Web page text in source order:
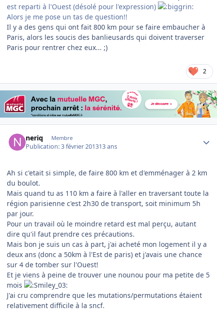
est reparti à l'Ouest (désolé pour l'expression)
Alors je me pose un tas de question!!
Il y a des gens qui ont fait 800 km pour se faire embaucher à
Paris, alors les soucis des banlieusards qui doivent traverser
Paris pour rentrer chez eux... ;)
2
neriq Membre
Publication:3 février 201313 ans
Ah si c'etait si simple, de faire 800 km et d'emménager à 2 km
du boulot.
Mais quand tu as 110 km a faire à l'aller en traversant toute la
région parisienne c'est 2h30 de transport, soit minimum 5h
par jour.
Pour un travail où le moindre retard est mal perçu, autant
dire qu'il faut prendre ces précautions.
Mais bon je suis un cas à part, j'ai acheté mon logement il y a
deux ans (donc a 50km à l'Est de paris) et j'avais une chance
sur 4 de tomber sur l'Ouest!
Et je viens à peine de trouver une nounou pour ma petite de 5
mois
J'ai cru comprendre que les mutations/permutations étaient
relativement difficile à la sncf.